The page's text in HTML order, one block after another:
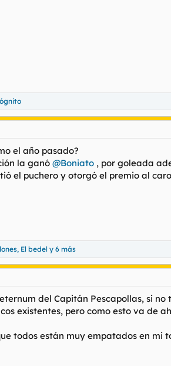
el año pasado?
la ganó @Boniato , por goleada
el puchero y otorgó el premio al caro
, El bedel y 6 más
del Capitán Pescapollas, si
existentes, pero como esto va de
todos están muy empatados en mi